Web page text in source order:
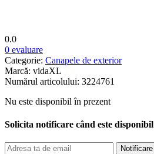
0.0
0 evaluare
Categorie: Canapele de exterior
Marcă: vidaXL
Numărul articolului: 3224761
Nu este disponibil în prezent
Solicita notificare când este disponibil
Notificare